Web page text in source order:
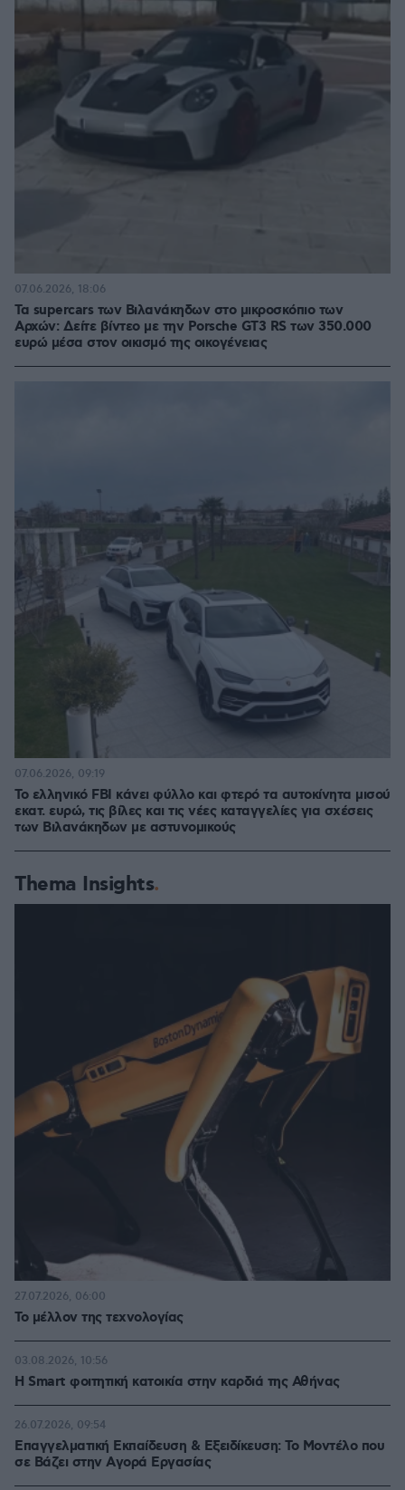
Τα supercars των Βιλανάκηδων στο μικροσκόπιο των
Αρχών: Δείτε βίντεο με την Porsche GT3 RS των 350.000
ευρώ μέσα στον οικισμό της οικογένειας
07.06.2026, 18:06
Το ελληνικό FBI κάνει φύλλο και φτερό τα αυτοκίνητα μισού
εκατ. ευρώ, τις βίλες και τις νέες καταγγελίες για σχέσεις
των Βιλανάκηδων με αστυνομικούς
07.06.2026, 09:19
Thema Insights
Το μέλλον της τεχνολογίας
27.07.2026, 06:00
Η Smart φοιτητική κατοικία στην καρδιά της Αθήνας
03.08.2026, 10:56
Επαγγελματική Εκπαίδευση & Εξειδίκευση: Το Mοντέλο που
σε Bάζει στην Aγορά Eργασίας
26.07.2026, 09:54